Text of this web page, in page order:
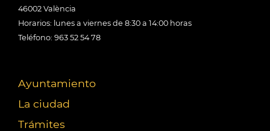
46002 València
Horarios: lunes a viernes de 8:30 a 14:00 horas
Teléfono: 963 52 54 78
Ayuntamiento
La ciudad
Trámites